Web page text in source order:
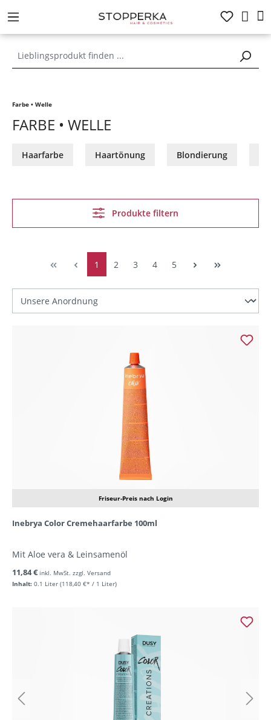
springen
Farbe • Welle
FARBE • WELLE
Haarfarbe Haartönung Blondierung
Produkte filtern
1 2 3 4 5
Friseur-Preis nach Login
Inebrya Color Cremehaarfarbe 100ml
Mit Aloe vera & Leinsamenöl
Inhalt: 0.1 Liter (118,40 €* / 1 Liter)
11,84 € inkl. MwSt. zzgl. Versand